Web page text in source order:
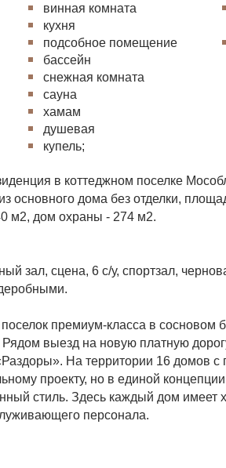
винная комната
кухня
подсобное помещение
бассейн
снежная комната
сауна
хамам
душевая
купель;
в коттеджном поселке
основного дома без отделки,
м2, дом охраны - 274 м2.
зал, сцена, 6 с/у, спортзал,
премиум-класса в сосновом
выезд на новую платную
На территории 16 домов
проекту, но в единой
стиль. Здесь каждый дом имеет
персонала.